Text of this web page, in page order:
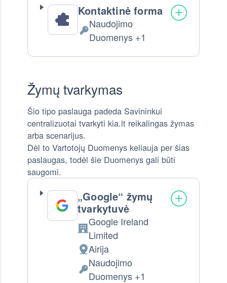
Kontaktinė forma
Tvarkomi Asmens Duomenys:
Naudojimo
Duomenys +1
Žymų tvarkymas
Šio tipo paslauga padeda Savininkui
centralizuotai tvarkyti kia.lt reikalingas žymas
arba scenarijus.
Dėl to Vartotojų Duomenys keliauja per šias
paslaugas, todėl šie Duomenys gali būti
saugomi.
„Google“ žymų
tvarkytuvė
Company:
Google Ireland
Limited
Tvarkymo vieta:
Airija
Tvarkomi Asmens Duomenys:
Naudojimo
Duomenys +1